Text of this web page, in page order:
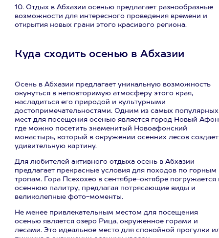
10. Отдых в Абхазии осенью предлагает разнообразные
возможности для интересного проведения времени и
открытия новых грани этого красивого региона.
Куда сходить осенью в Абхазии
Осень в Абхазии предлагает уникальную возможность
окунуться в неповторимую атмосферу этого края,
насладиться его природой и культурными
достопримечательностями. Одним из самых популярных
мест для посещения осенью является город Новый
где можно посетить знаменитый Новоафонский
монастырь, который в окружении осенних лесов создает
удивительную картину.
Для любителей активного отдыха осень в Абхазии
предлагает прекрасные условия для походов по горным
тропам. Гора Псехохео в сентябре-октябре погружается
осеннюю палитру, предлагая потрясающие виды и
великолепные фото-моменты.
Не менее привлекательным местом для посещения
осенью является озеро Рица, окруженное горами и
лесами. Это идеальное место для спокойной прогулки